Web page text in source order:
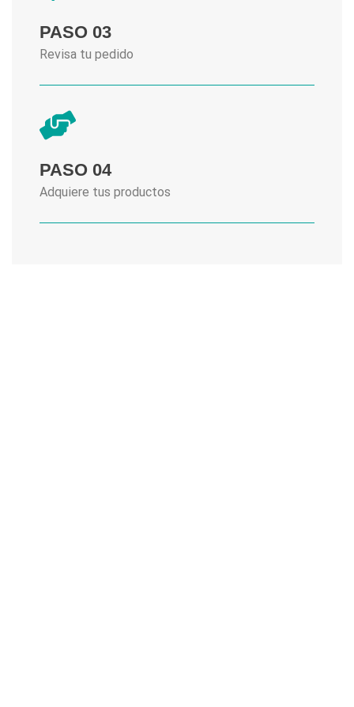
PASO 03
Revisa tu pedido
PASO 04
Adquiere tus productos